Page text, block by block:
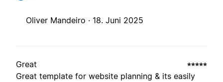
Oliver Mandeiro · 18. Juni 2025
Great
Great template for website planning & its easily